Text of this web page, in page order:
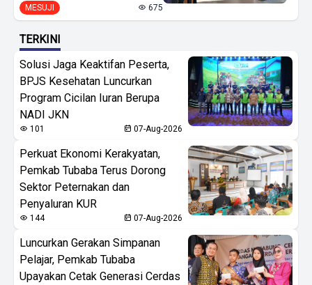
MESUJI 675
TERKINI
Solusi Jaga Keaktifan Peserta,
BPJS Kesehatan Luncurkan
Program Cicilan Iuran Berupa
NADI JKN
101 07-Aug-2026
Perkuat Ekonomi Kerakyatan,
Pemkab Tubaba Terus Dorong
Sektor Peternakan dan
Penyaluran KUR
144 07-Aug-2026
Luncurkan Gerakan Simpanan
Pelajar, Pemkab Tubaba
Upayakan Cetak Generasi Cerdas